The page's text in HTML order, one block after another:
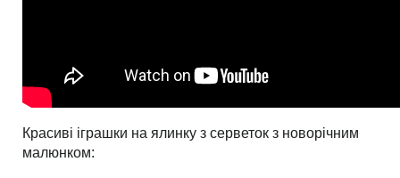
Красиві іграшки на ялинку з серветок з новорічним
малюнком: